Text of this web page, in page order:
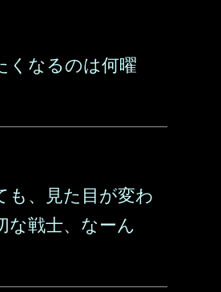
くなるのは何曜
も、見た目が変わ
な戦士、なーん